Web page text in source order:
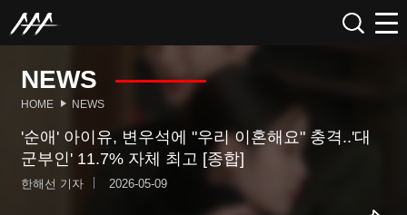
NEWS
HOME NEWS
'순애' 아이유, 변우석에 "우리 이혼해요" 충격..'대
군부인' 11.7% 자체 최고 [종합]
한해선 기자 2026-05-09